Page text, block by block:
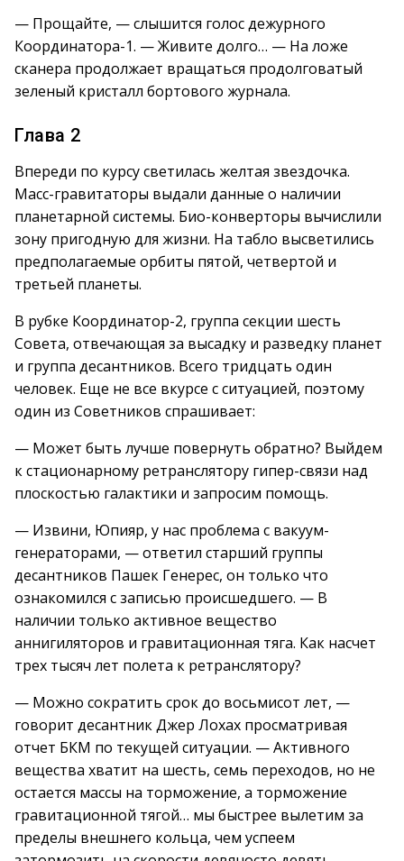
— Прощайте, — слышится голос дежурного
Координатора-1. — Живите долго… — На ложе
сканера продолжает вращаться продолговатый
зеленый кристалл бортового журнала.
Глава 2
Впереди по курсу светилась желтая звездочка.
Масс-гравитаторы выдали данные о наличии
планетарной системы. Био-конверторы вычислили
зону пригодную для жизни. На табло высветились
предполагаемые орбиты пятой, четвертой и
третьей планеты.
В рубке Координатор-2, группа секции шесть
Совета, отвечающая за высадку и разведку планет
и группа десантников. Всего тридцать один
человек. Еще не все вкурсе с ситуацией, поэтому
один из Советников спрашивает:
— Может быть лучше повернуть обратно? Выйдем
к стационарному ретранслятору гипер-связи над
плоскостью галактики и запросим помощь.
— Извини, Юпияр, у нас проблема с вакуум-
генераторами, — ответил старший группы
десантников Пашек Генерес, он только что
ознакомился с записью происшедшего. — В
наличии только активное вещество
аннигиляторов и гравитационная тяга. Как насчет
трех тысяч лет полета к ретранслятору?
— Можно сократить срок до восьмисот лет, —
говорит десантник Джер Лохах просматривая
отчет БКМ по текущей ситуации. — Активного
вещества хватит на шесть, семь переходов, но не
остается массы на торможение, а торможение
гравитационной тягой… мы быстрее вылетим за
пределы внешнего кольца, чем успеем